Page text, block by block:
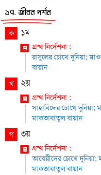
১৭. জীবন দর্শন
ক ১ম
গ্রন্থ নির্দেশনা :
রাসুলের চোখে দুনিয়া;
বায়ান
খ ২য়
গ্রন্থ নির্দেশনা :
সাহাবিদের চোখে
মাকতাবাতুল বায়ান
গ ৩য়
গ্রন্থ নির্দেশনা :
তাবেয়ীদের চোখে
মাকতাবাতুল বায়ান